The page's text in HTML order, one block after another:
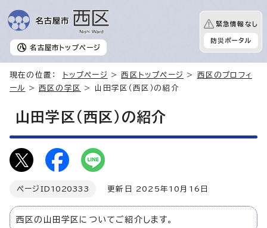
名古屋市 トップページ
緊急情報なし
防災ポータル
現在の位置： トップページ >西区トップページ > 西区のプロフィ
ール
>西区の学区 > 山田学区（西区）の紹介
山田学区（西区）の紹介
ページID 1020333 更新日 2025年10月16日
西区の山田学区についてご紹介します。